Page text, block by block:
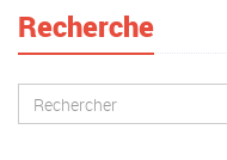
Recherche